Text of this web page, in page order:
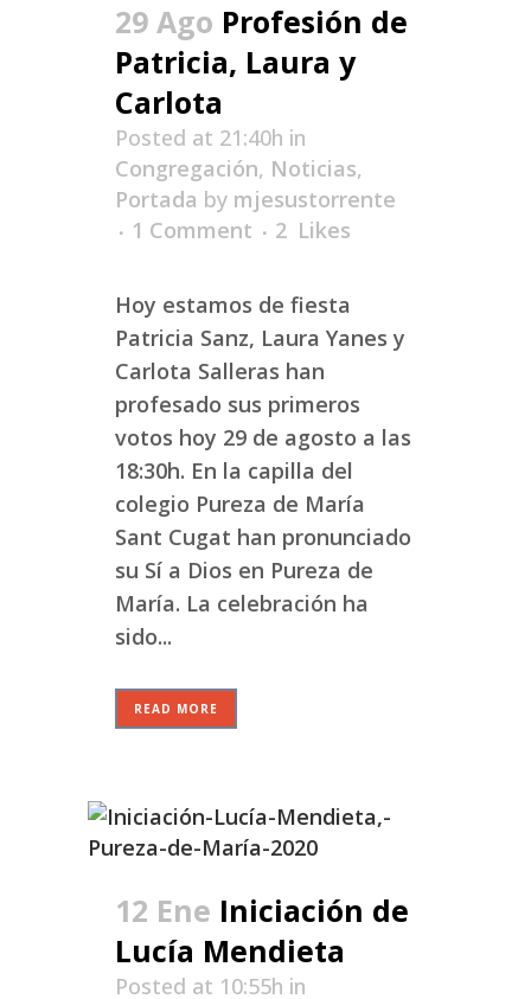
29 Ago Profesión de
Patricia, Laura y
Carlota
Posted at 21:40h in
Congregación, Noticias,
Portada by mjesustorrente
1 Comment
2 Likes
Hoy estamos de fiesta
Patricia Sanz, Laura Yanes y
Carlota Salleras han
profesado sus primeros
votos hoy 29 de agosto a las
18:30h. En la capilla del
colegio Pureza de María
Sant Cugat han pronunciado
su Sí a Dios en Pureza de
María. La celebración ha
sido...
READ MORE
12 Ene Iniciación de
Lucía Mendieta
Posted at 10:55h in